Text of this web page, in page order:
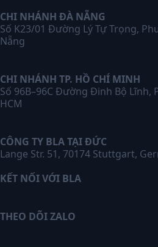
CHI NHÁNH ĐÀ NẴNG
Số K23/01 Đường Lý Tự Trọng,
Nẵng
CHI NHÁNH TP. HỒ CHÍ MINH
Số 96B–96C Đường Đinh Bộ Lĩnh,
HCM
CÔNG TY BLA TẠI ĐỨC
Lange Str. 51, 70174 Stuttgart,
KẾT NỐI VỚI BLA
THEO DÕI ZALO